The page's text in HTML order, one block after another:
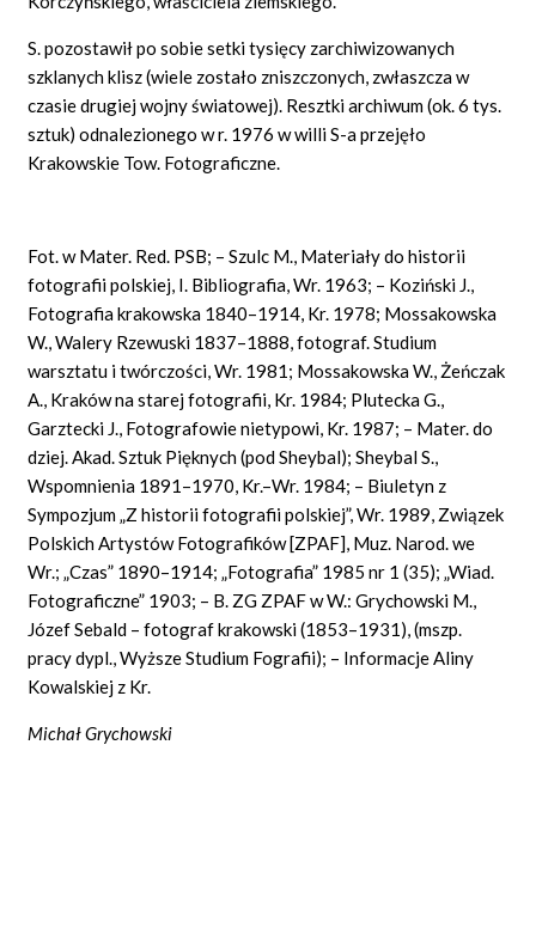
S. pozostawił po sobie setki tysięcy zarchiwizowanych
szklanych klisz (wiele zostało zniszczonych, zwłaszcza w
czasie drugiej wojny światowej). Resztki archiwum (ok. 6 tys.
sztuk) odnalezionego w r. 1976 w willi S-a przejęło
Krakowskie Tow. Fotograficzne.
Fot. w Mater. Red. PSB; – Szulc M., Materiały do historii
fotografii polskiej, I. Bibliografia, Wr. 1963; – Koziński J.,
Fotografia krakowska 1840–1914, Kr. 1978; Mossakowska
W., Walery Rzewuski 1837–1888, fotograf. Studium
warsztatu i twórczości, Wr. 1981; Mossakowska W., Żeńczak
A., Kraków na starej fotografii, Kr. 1984; Plutecka G.,
Garztecki J., Fotografowie nietypowi, Kr. 1987; – Mater. do
dziej. Akad. Sztuk Pięknych (pod Sheybal); Sheybal S.,
Wspomnienia 1891–1970, Kr.–Wr. 1984; – Biuletyn z
Sympozjum „Z historii fotografii polskiej”, Wr. 1989, Związek
Polskich Artystów Fotografików [ZPAF], Muz. Narod. we
Wr.; „Czas” 1890–1914; „Fotografia” 1985 nr 1 (35); „Wiad.
Fotograficzne” 1903; – B. ZG ZPAF w W.: Grychowski M.,
Józef Sebald – fotograf krakowski (1853–1931), (mszp.
pracy dypl., Wyższe Studium Fografii); – Informacje Aliny
Kowalskiej z Kr.
Michał Grychowski